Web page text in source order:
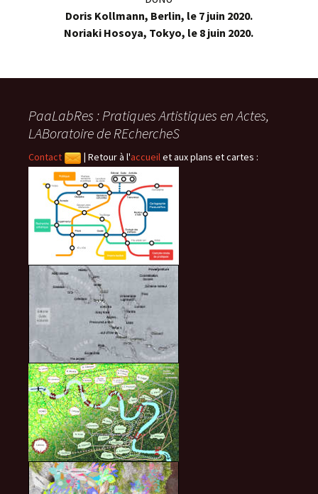
Doris Kollmann, Berlin, le 7 juin 2020.
Noriaki Hosoya, Tokyo, le 8 juin 2020.
PaaLabRes : Pratiques Artistiques en Actes,
LABoratoire de REchercheS
Contact Retour à l'accueilet aux plans et cartes :